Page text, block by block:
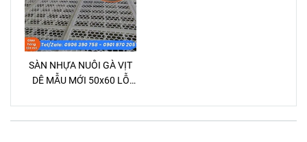
SÀN NHỰA NUÔI GÀ VỊT
DÊ MẪU MỚI 50x60 LỖ